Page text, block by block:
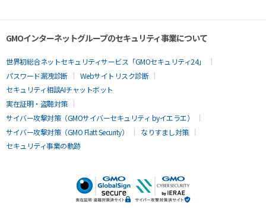
GMOインターネットグループのセキュリティ事業について
世界初総合ネットセキュリティサービス「GMOセキュリティ24」
パスワード漏洩診断
Webサイトリスク診断
セキュリティ相談AIチャットボット
実在証明・盗聴対策
サイバー攻撃対策（GMOサイバーセキュリティ byイエラエ）
サイバー攻撃対策（GMO Flatt Security）
なりすまし対策
セキュリティ事業の軌跡